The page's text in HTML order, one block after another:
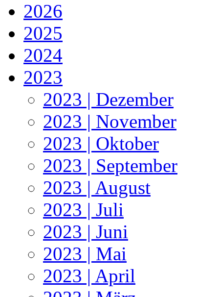
2026
2025
2024
2023
2023 | Dezember
2023 | November
2023 | Oktober
2023 | September
2023 | August
2023 | Juli
2023 | Juni
2023 | Mai
2023 | April